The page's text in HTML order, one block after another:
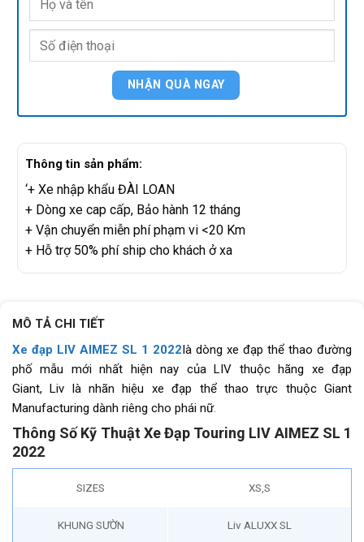
Thông tin sản phẩm:
‘+ Xe nhập khẩu ĐÀI LOAN
+ Dòng xe cap cấp, Bảo hành 12 tháng
+ Vận chuyển miễn phí phạm vi <20 Km
+ Hỗ trợ 50% phí ship cho khách ở xa
MÔ TẢ CHI TIẾT
Xe đạp LIV AIMEZ SL 1 2022là dòng xe đạp thể thao đường
phố mẫu mới nhất hiện nay của LIV thuộc hãng xe đạp
Giant, Liv là nhãn hiệu xe đạp thể thao trực thuộc Giant
Manufacturing dành riêng cho phái nữ.
Thông Số Kỹ Thuật Xe Đạp Touring LIV AIMEZ SL 1
2022
SIZES XS,S
KHUNG SƯỜN Liv ALUXX SL